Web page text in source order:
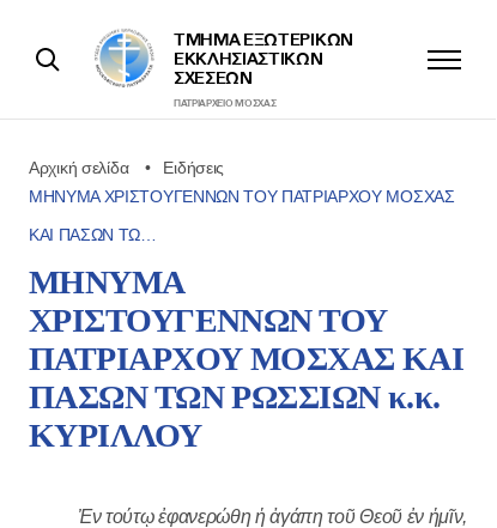
ΤΜΉΜΑ ΕΞΩΤΕΡΙΚΩΝ
ΕΚΚΛΗΣΙΑΣΤΙΚΩΝ
ΣΧΈΣΕΩΝ
ΠΑΤΡΙΑΡΧΕΊΟ ΜΌΣΧΑΣ
Αρχική σελίδα
Ειδήσεις
ΜΗΝΥΜΑ ΧΡΙΣΤΟΥΓΕΝΝΩΝ ΤΟΥ ΠΑΤΡΙΑΡΧΟΥ ΜΟΣΧΑΣ
ΚΑΙ ΠΑΣΩΝ ΤΩ…
ΜΗΝΥΜΑ
ΧΡΙΣΤΟΥΓΕΝΝΩΝ ΤΟΥ
ΠΑΤΡΙΑΡΧΟΥ ΜΟΣΧΑΣ ΚΑΙ
ΠΑΣΩΝ ΤΩΝ ΡΩΣΣΙΩΝ κ.κ.
ΚΥΡΙΛΛΟΥ
Ἐν τούτῳ ἐφανερώθη ἡ ἀγάπη τοῦ Θεοῦ ἐν ἡμῖν,